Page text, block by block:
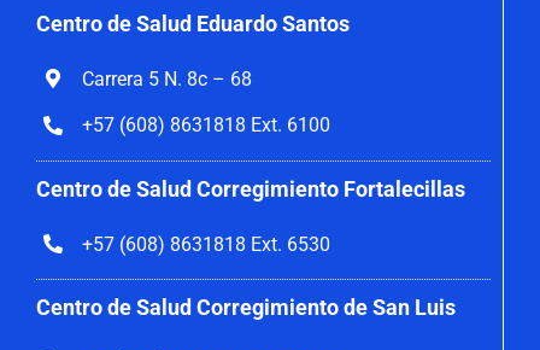
Centro de Salud Eduardo Santos
Carrera 5 N. 8c – 68
+57 (608) 8631818 Ext. 6100
Centro de Salud Corregimiento Fortalecillas
+57 (608) 8631818 Ext. 6530
Centro de Salud Corregimiento de San Luis